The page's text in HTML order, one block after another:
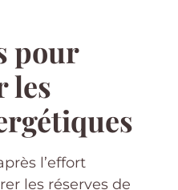
pour
les
l’effort
les réserves de